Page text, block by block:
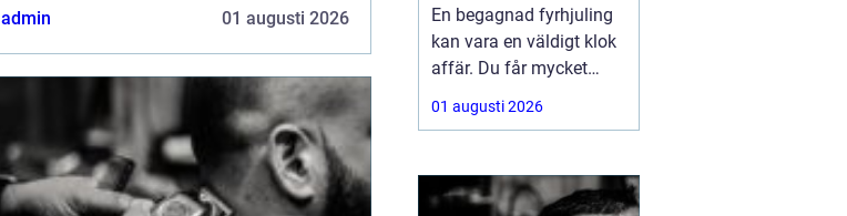
admin 01 augusti 2026
En begagnad fyrhjuling
kan vara en väldigt klok
affär. Du får mycket
funktion för pengarna
och slipper den största
ofta kommer direkt när
en maskin är ny.
01 augusti 2026